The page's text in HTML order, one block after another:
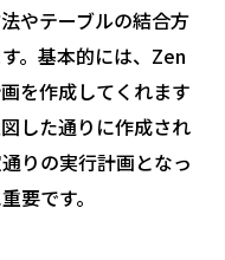
やテーブルの結合方
。基本的には、Zen
を作成してくれます
した通りに作成され
りの実行計画となっ
要です。